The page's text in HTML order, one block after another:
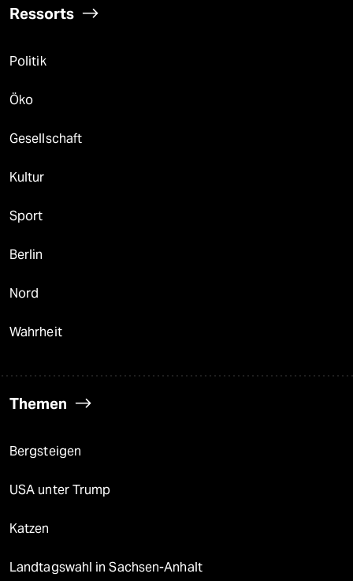
Ressorts
Politik
Öko
Gesellschaft
Kultur
Sport
Berlin
Nord
Wahrheit
Themen
Bergsteigen
USA unter Trump
Katzen
Landtagswahl in Sachsen-Anhalt